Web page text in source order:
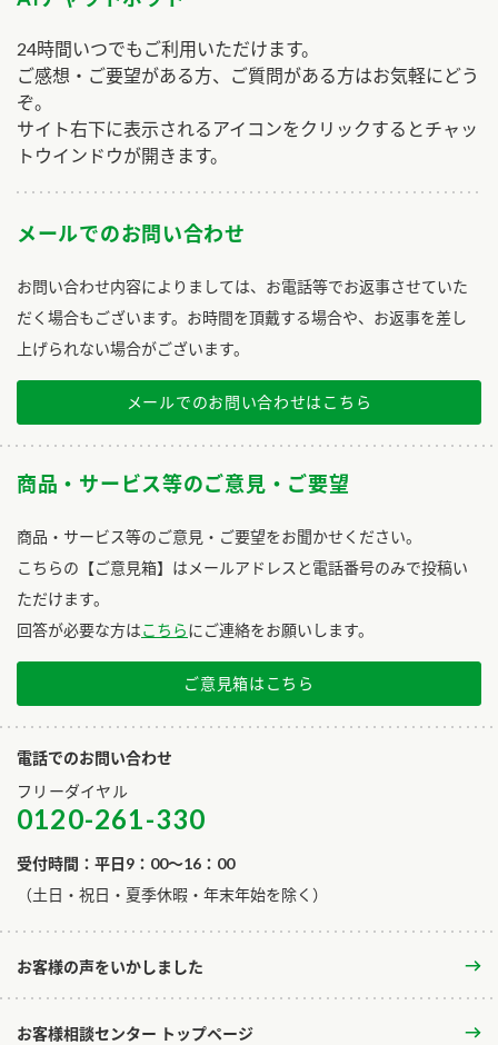
24時間いつでもご利用いただけます。
ご感想・ご要望がある方、ご質問がある方はお気軽にどう
ぞ。
サイト右下に表示されるアイコンをクリックするとチャッ
トウインドウが開きます。
メールでのお問い合わせ
お問い合わせ内容によりましては、お電話等でお返事させていた
だく場合もございます。お時間を頂戴する場合や、お返事を差し
上げられない場合がございます。
メールでのお問い合わせはこちら
商品・サービス等のご意見・ご要望
商品・サービス等のご意見・ご要望をお聞かせください。
こちらの【ご意見箱】はメールアドレスと電話番号のみで投稿い
ただけます。
回答が必要な方はこちらにご連絡をお願いします。
ご意見箱はこちら
電話でのお問い合わせ
フリーダイヤル
0120-261-330
受付時間：平日9：00～16：00
​（土日・祝日・夏季休暇・年末年始を除く）
お客様の声をいかしました
お客様相談センター トップページ